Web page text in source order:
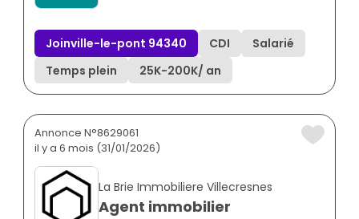
Joinville-le-pont 94340 CDI
Salarié
Temps plein
25K-200K/ an
Annonce N°8629061
il y a 6 mois (31/01/2026)
La Brie Immobiliere Villecresnes
Agent immobilier